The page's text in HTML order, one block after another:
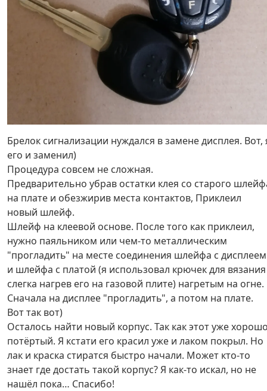
Брелок сигнализации нуждался в замене дисплея. Вот,
его и заменил)
Процедура совсем не сложная.
Предварительно убрав остатки клея со старого
на плате и обезжирив места контактов, Приклеил
новый шлейф.
Шлейф на клеевой основе. После того как приклеил,
нужно паяльником или чем-то металлическим
"прогладить" на месте соединения шлейфа с дисплеем
и шлейфа с платой (я использовал крючек для вязания
слегка нагрев его на газовой плите) нагретым на огне.
Сначала на дисплее "прогладить", а потом на плате.
Вот так вот)
Осталось найти новый корпус. Так как этот уже
потёртый. Я кстати его красил уже и лаком покрыл. Но
лак и краска стиратся быстро начали. Может кто-то
знает где достать такой корпус? Я как-то искал, но не
нашёл пока… Спасибо!